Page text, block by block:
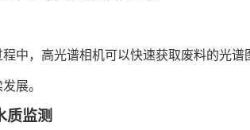
中，高光谱相机可以快速获取废料的光
展。
质监测